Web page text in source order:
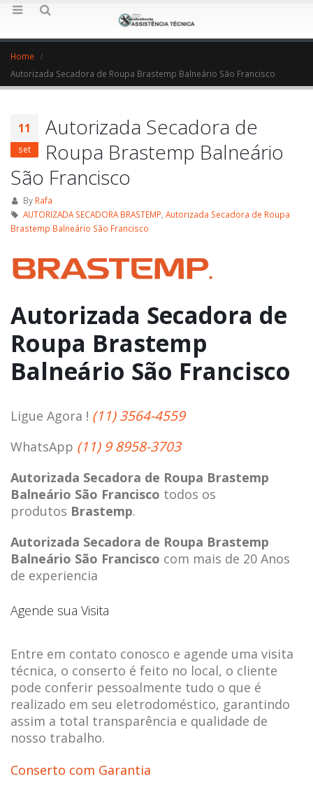
Home
Autorizada Secadora de Roupa Brastemp Balneário São Francisco
11
set
Autorizada Secadora de
Roupa Brastemp Balneário
São Francisco
By Rafa
AUTORIZADA SECADORA BRASTEMP Autorizada Secadora de Roupa
Brastemp Balneário São Francisco
Autorizada Secadora de
Roupa Brastemp
Balneário São Francisco
Ligue Agora ! (11) 3564-4559
WhatsApp (11) 9 8958-3703
Autorizada Secadora de Roupa Brastemp
Balneário São Francisco todos os
produtos Brastemp.
Autorizada Secadora de Roupa Brastemp
Balneário São Francisco com mais de 20 Anos
de experiencia
Agende sua Visita
Entre em contato conosco e agende uma visita
técnica, o conserto é feito no local, o cliente
pode conferir pessoalmente tudo o que é
realizado em seu eletrodoméstico, garantindo
assim a total transparência e qualidade de
nosso trabalho.
Conserto com Garantia